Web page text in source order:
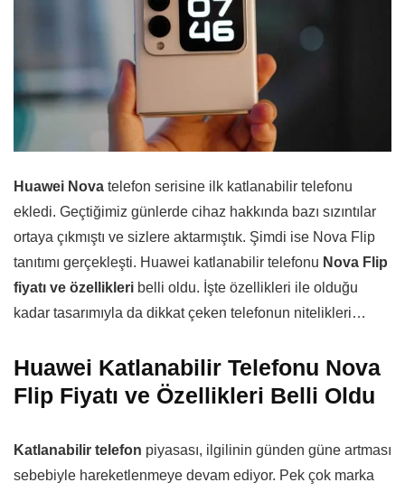
Huawei Nova telefon serisine ilk katlanabilir telefonu
ekledi. Geçtiğimiz günlerde cihaz hakkında bazı sızıntılar
ortaya çıkmıştı ve sizlere aktarmıştık. Şimdi ise Nova Flip
tanıtımı gerçekleşti. Huawei katlanabilir telefonu Nova Flip
fiyatı ve özellikleri belli oldu. İşte özellikleri ile olduğu
kadar tasarımıyla da dikkat çeken telefonun nitelikleri…
Huawei Katlanabilir Telefonu Nova
Flip Fiyatı ve Özellikleri Belli Oldu
Katlanabilir telefon piyasası, ilgilinin günden güne artması
sebebiyle hareketlenmeye devam ediyor. Pek çok marka